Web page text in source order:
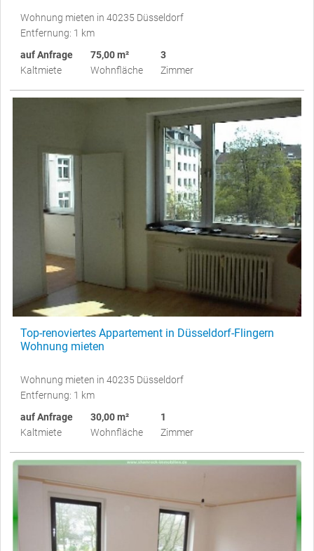
Wohnung mieten in 40235 Düsseldorf
Entfernung: 1 km
auf Anfrage
Kaltmiete
75,00 m²
Wohnfläche
3
Zimmer
Top-renoviertes Appartement in Düsseldorf-Flingern
Wohnung mieten
Wohnung mieten in 40235 Düsseldorf
Entfernung: 1 km
auf Anfrage
Kaltmiete
30,00 m²
Wohnfläche
1
Zimmer